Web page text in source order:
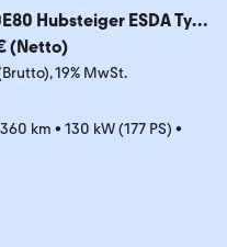
Hubsteiger ESDA Typ
(Netto)
19% MwSt.
km • 130 kW (177 PS) •